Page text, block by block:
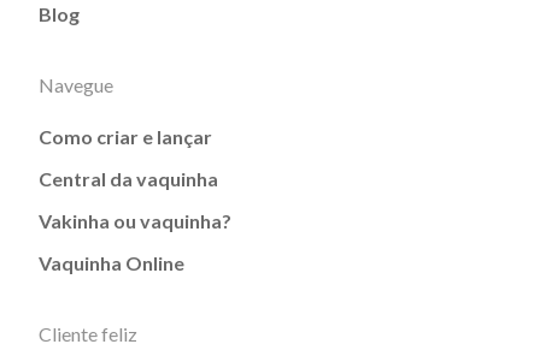
Blog
Navegue
Como criar e lançar
Central da vaquinha
Vakinha ou vaquinha?
Vaquinha Online
Cliente feliz